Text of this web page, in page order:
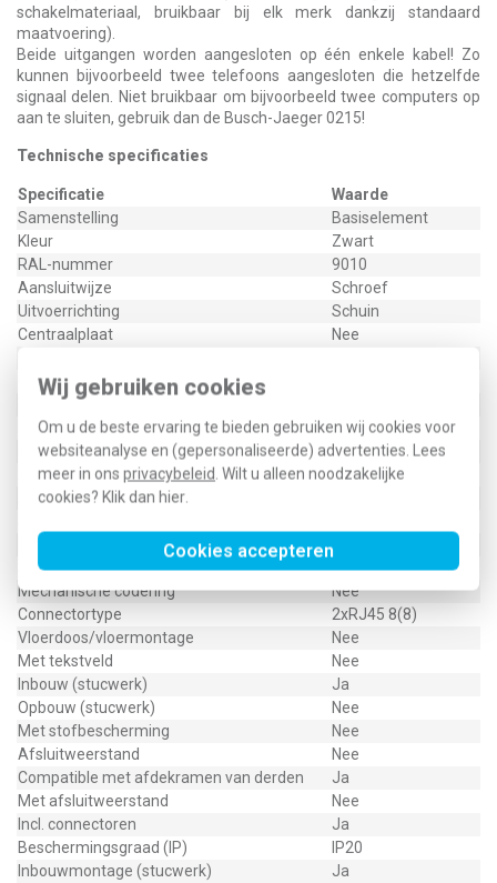
Wij gebruiken cookies
Om u de beste ervaring te bieden gebruiken wij cookies voor
websiteanalyse en (gepersonaliseerde) advertenties. Lees
meer in ons privacybeleid . Wilt u alleen noodzakelijke
cookies? Klik dan hier
Cookies accepteren
schakelmateriaal, bruikbaar bij elk merk dankzij standaard
maatvoering).
Beide uitgangen worden aangesloten op één enkele kabel! Zo
kunnen bijvoorbeeld twee telefoons aangesloten die hetzelfde
signaal delen. Niet bruikbaar om bijvoorbeeld twee computers op
aan te sluiten, gebruik dan de Busch-Jaeger 0215!
Technische specificaties
Specificatie
Waarde
Samenstelling
Basiselement
Kleur
Zwart
RAL-nummer
9010
Aansluitwijze
Schroef
Uitvoerrichting
Schuin
Centraalplaat
Nee
Categorie
Wandgootinbouw
Bevestigingswijze
Schroeven
Bussen afgeschermd
Nee
Afgeschermde behuizing
Nee
Afdekraam
Montagewijze afscherming
Geen
Separate aardingsaansluiting
Nee
Mechanische codering
Nee
Connectortype
2xRJ45 8(8)
Vloerdoos/vloermontage
Nee
Met tekstveld
Nee
Inbouw (stucwerk)
Ja
Opbouw (stucwerk)
Nee
Met stofbescherming
Nee
Afsluitweerstand
Nee
Compatible met afdekramen van derden
Ja
Met afsluitweerstand
Nee
Incl. connectoren
Ja
Beschermingsgraad (IP)
IP20
Inbouwmontage (stucwerk)
Ja